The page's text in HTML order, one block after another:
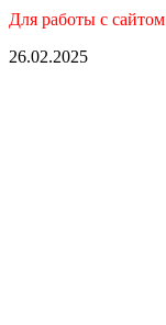
Для работы с
26.02.2025